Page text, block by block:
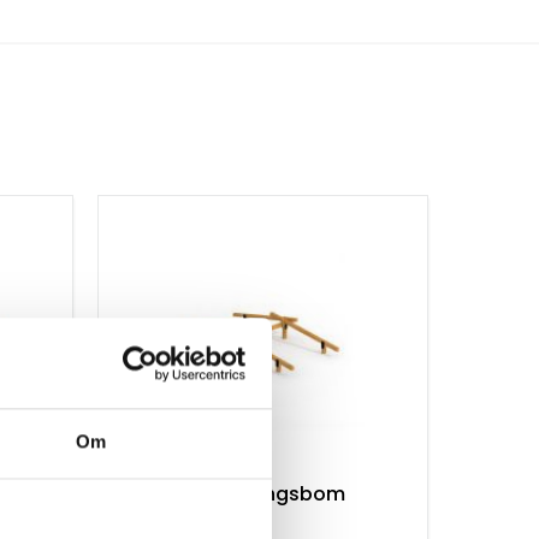
Om
Forhindringsbom